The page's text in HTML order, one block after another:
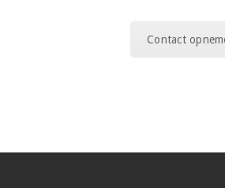
Contact